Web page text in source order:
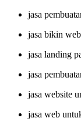
jasa
jasa bikin
jasa landing
jasa
jasa website
jasa web